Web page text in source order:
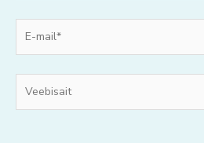
mail*